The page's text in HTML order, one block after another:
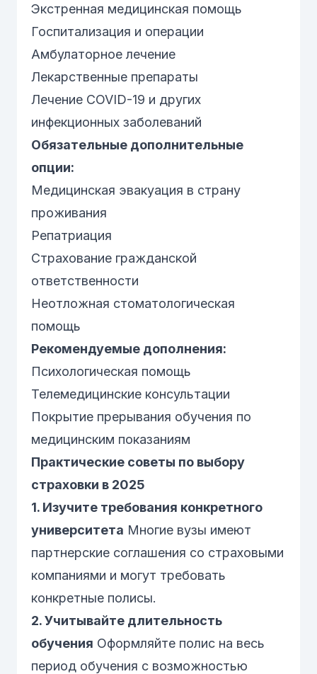
Экстренная медицинская помощь
Госпитализация и операции
Амбулаторное лечение
Лекарственные препараты
Лечение COVID-19 и других
инфекционных заболеваний
Обязательные дополнительные
опции:
Медицинская эвакуация в страну
проживания
Репатриация
Страхование гражданской
ответственности
Неотложная стоматологическая
помощь
Рекомендуемые дополнения:
Психологическая помощь
Телемедицинские консультации
Покрытие прерывания обучения по
медицинским показаниям
Практические советы по выбору
страховки в 2025
1. Изучите требования конкретного
университета Многие вузы имеют
партнерские соглашения со страховыми
компаниями и могут требовать
конкретные полисы.
2. Учитывайте длительность
обучения Оформляйте полис на весь
период обучения с возможностью